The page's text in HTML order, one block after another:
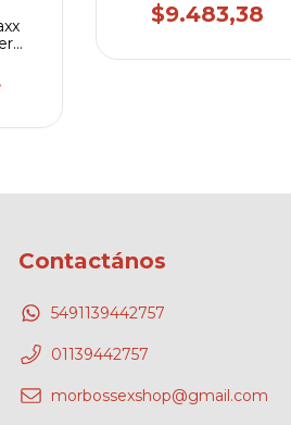
$9.483,38
Contactános
5491139442757
01139442757
morbossexshop@gmail.com